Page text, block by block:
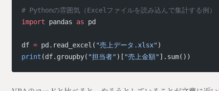
# Pythonの雰囲気（Excelファイルを読み込んで集計する例）
import pandas as pd
df = pd.read_excel( "売上データ.xlsx")
print (df.groupby( "担当者")[ "売上金額"].sum())